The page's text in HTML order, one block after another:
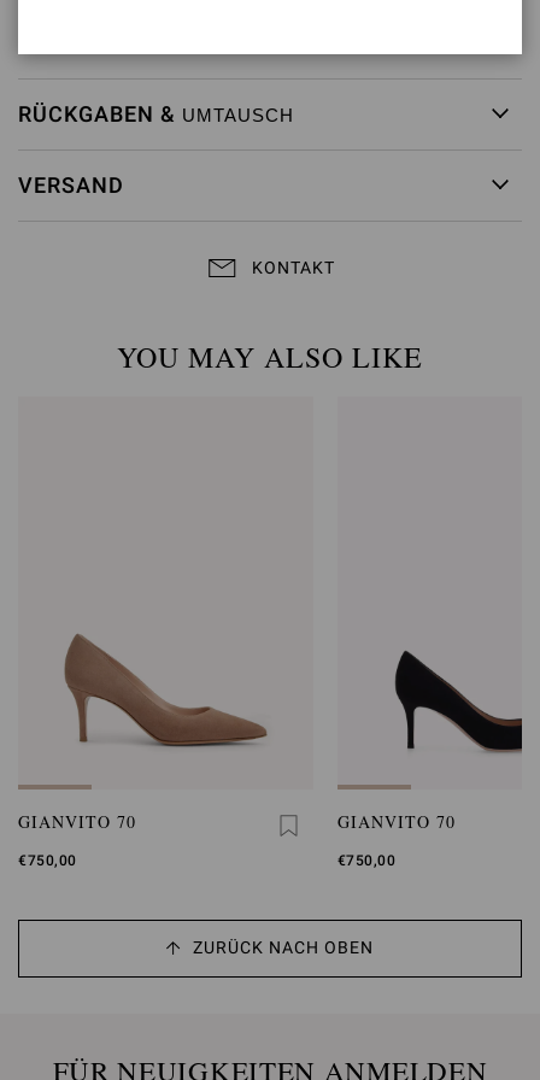
RÜCKGABEN & UMTAUSCH
VERSAND
KONTAKT
YOU MAY ALSO LIKE
GIANVITO 70
€750,00
GIANVITO 70
€750,00
ZURÜCK NACH OBEN
FÜR NEUIGKEITEN ANMELDEN